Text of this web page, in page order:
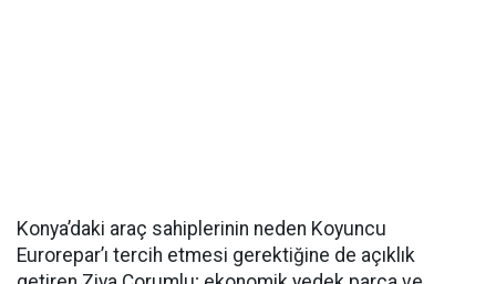
Konya’daki araç sahiplerinin neden Koyuncu
Eurorepar’ı tercih etmesi gerektiğine de açıklık